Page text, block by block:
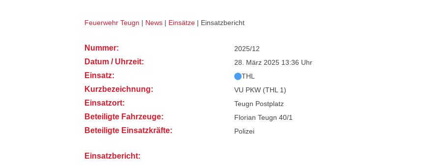
Feuerwehr Teugn | News | Einsätze | Einsatzbericht
Nummer: 2025/12
Datum / Uhrzeit: 28. März 2025 13:36 Uhr
Einsatz: THL
Kurzbezeichnung: VU PKW (THL 1)
Einsatzort: Teugn Postplatz
Beteiligte Fahrzeuge: Florian Teugn 40/1
Beteiligte Einsatzkräfte: Polizei
Einsatzbericht: